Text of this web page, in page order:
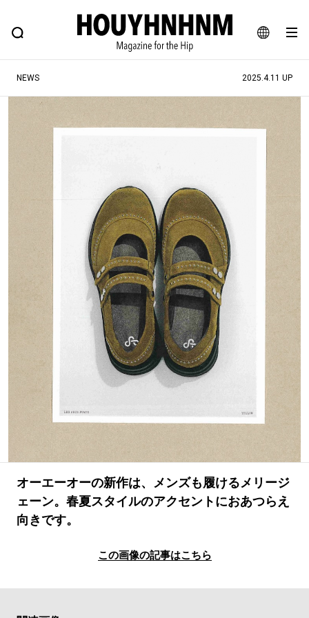
JA
EN
FEATURE BLOG SNAP
ヒップなファッション、カルチャー、ライフスタイルWEBマガジン
#NEW VINTAGE #マイナーグッド図鑑
#路地裏てぃーん。 #MONTHLY JOURNAL
#GH 銘品の所以 #フイナムのYouTube
#Commune H #FOCUS IT #AH.H
#FASHION #MUSIC #MOVIE
#LIFESTYLE #SNEAKER #OUTDOOR
#HANDSOME HANDBOOK
NEWS 2025.4.11 UP
オーエーオーの新作は、メンズも履けるメリージ
ェーン。春夏スタイルのアクセントにおあつらえ
向きです。
この画像の記事はこちら